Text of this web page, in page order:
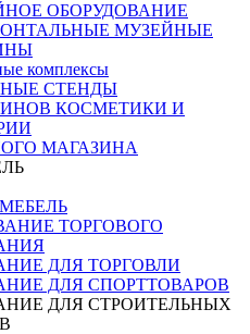
ОБОРУДОВАНИЕ
МУЗЕЙНЫЕ
комплексы
СТЕНДЫ
КОСМЕТИКИ И
МАГАЗИНА
ТОРГОВОГО
ДЛЯ ТОРГОВЛИ
ДЛЯ СПОРТТОВАРОВ
ДЛЯ СТРОИТЕЛЬНЫХ